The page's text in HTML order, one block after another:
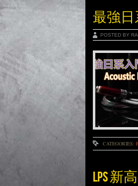
最強日系
POSTED BY
CATEGORIES:
LPS 新